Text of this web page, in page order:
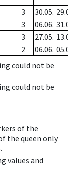
3 30.05.
3 06.06.
3 27.05.
2 06.06.
could not be
could not be
of the
the queen only
values and